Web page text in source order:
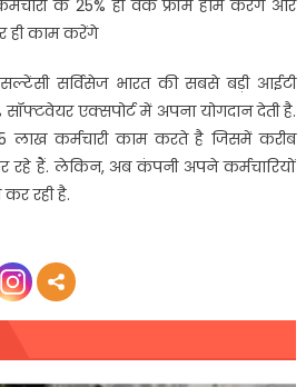
के 25% ही वर्क फ्रॉम होम करेंगे और
ही काम करेंगे
सर्विसेज भारत की सबसे बड़ी आईटी
एक्सपोर्ट में अपना योगदान देती है.
कर्मचारी काम करते है जिसमें करीब
रहे हैं. लेकिन, अब कंपनी अपने कर्मचारियों
रही है.